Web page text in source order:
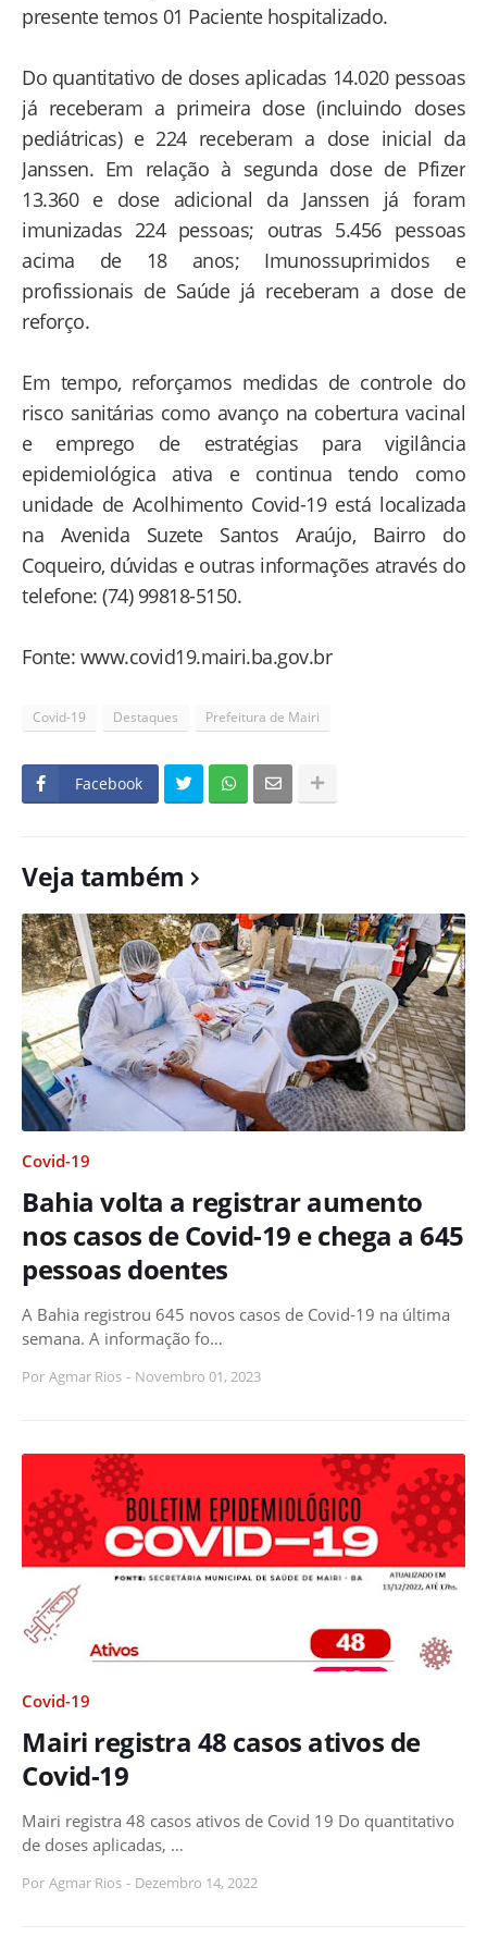
presente temos 01 Paciente hospitalizado.
Do quantitativo de doses aplicadas 14.020 pessoas
já receberam a primeira dose (incluindo doses
pediátricas) e 224 receberam a dose inicial da
Janssen. Em relação à segunda dose de Pfizer
13.360 e dose adicional da Janssen já foram
imunizadas 224 pessoas; outras 5.456 pessoas
acima de 18 anos; Imunossuprimidos e
profissionais de Saúde já receberam a dose de
reforço.
Em tempo, reforçamos medidas de controle do
risco sanitárias como avanço na cobertura vacinal
e emprego de estratégias para vigilância
epidemiológica ativa e continua tendo como
unidade de Acolhimento Covid-19 está localizada
na Avenida Suzete Santos Araújo, Bairro do
Coqueiro, dúvidas e outras informações através do
telefone: (74) 99818-5150.
Fonte: www.covid19.mairi.ba.gov.br
Covid-19 Destaques Prefeitura de Mairi
Facebook
Veja também
Covid-19
Bahia volta a registrar aumento
nos casos de Covid-19 e chega a 645
pessoas doentes
A Bahia registrou 645 novos casos de Covid-19 na última
semana. A informação fo…
Por Agmar Rios - Novembro 01, 2023
Covid-19
Mairi registra 48 casos ativos de
Covid-19
Mairi registra 48 casos ativos de Covid 19 Do quantitativo
de doses aplicadas, …
Por Agmar Rios - Dezembro 14, 2022